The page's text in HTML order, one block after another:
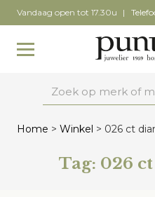
Skip
to
content
Vandaag open tot 17.30u
Toggle navigation
Home > Winkel > 026 ct
Tag: 026